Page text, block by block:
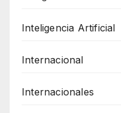
Inteligencia Artificial
Internacional
Internacionales